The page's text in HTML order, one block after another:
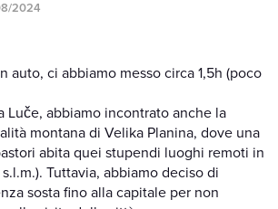
2024
auto, ci abbiamo messo circa 1,5h (poco
Luče, abbiamo incontrato anche la
montana di Velika Planina, dove una
abita quei stupendi luoghi remoti in
s.l.m.). Tuttavia, abbiamo deciso di
sosta fino alla capitale per non